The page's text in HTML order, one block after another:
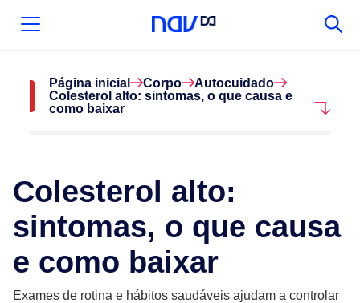
Página inicial Corpo
Autocuidado
Colesterol alto: sintomas, o que causa e
como baixar
Colesterol alto:
sintomas, o que causa
e como baixar
Exames de rotina e hábitos saudáveis ajudam a controlar